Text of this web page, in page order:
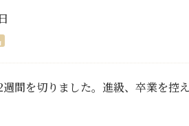
間を切りました。進級、卒業を控